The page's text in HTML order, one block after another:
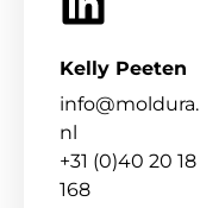
Kelly Peeten
info@moldura.
nl
+31 (0)40 20 18
168